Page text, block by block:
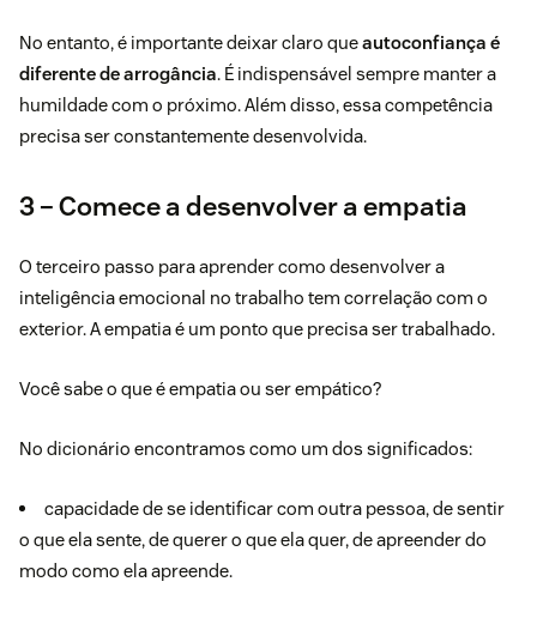
No entanto, é importante deixar claro queautoconfiança é
diferente de arrogância. É indispensável sempre manter a
humildade com o próximo. Além disso, essa competência
precisa ser constantemente desenvolvida.
3 – Comece a desenvolver a empatia
O terceiro passo para aprender como desenvolver a
inteligência emocional no trabalho tem correlação com o
exterior. Aempatiaé um ponto que precisa ser trabalhado.
Você sabe o que é empatia ou ser empático?
No dicionário encontramos como um dos significados:
capacidade de se identificar com outra pessoa, de sentir
o que ela sente, de querer o que ela quer, de apreender do
modo como ela apreende.